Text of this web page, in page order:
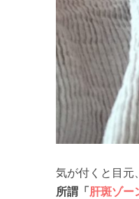
気が付くと目元
所謂「 肝斑ゾー